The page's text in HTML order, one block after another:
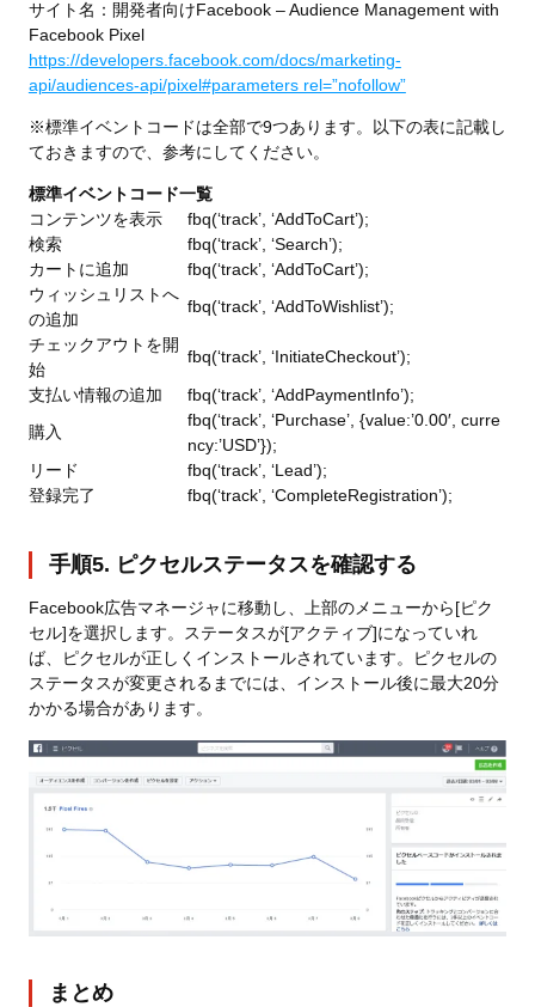
サイト名：開発者向けFacebook – Audience Management with
Facebook Pixel
https://developers.facebook.com/docs/marketing-
api/audiences-api/pixel#parameters rel=”nofollow”
※標準イベントコードは全部で9つあります。以下の表に記載し
ておきますので、参考にしてください。
標準イベントコード一覧
コンテンツを表示
fbq(‘track’, ‘AddToCart’);
検索
fbq(‘track’, ‘Search’);
カートに追加
fbq(‘track’, ‘AddToCart’);
ウィッシュリストへ
の追加
fbq(‘track’, ‘AddToWishlist’);
チェックアウトを開
始
fbq(‘track’, ‘InitiateCheckout’);
支払い情報の追加
fbq(‘track’, ‘AddPaymentInfo’);
購入
fbq(‘track’, ‘Purchase’, {value:’0.00′, curre
ncy:’USD’});
リード
fbq(‘track’, ‘Lead’);
登録完了
fbq(‘track’, ‘CompleteRegistration’);
手順5. ピクセルステータスを確認する
Facebook広告マネージャに移動し、上部のメニューから[ピク
セル]を選択します。ステータスが[アクティブ]になっていれ
ば、ピクセルが正しくインストールされています。ピクセルの
ステータスが変更されるまでには、インストール後に最大20分
かかる場合があります。
まとめ